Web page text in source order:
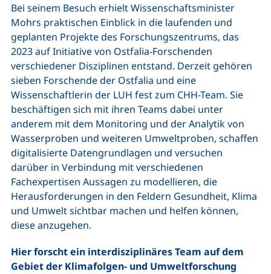
Bei seinem Besuch erhielt Wissenschaftsminister
Mohrs praktischen Einblick in die laufenden und
geplanten Projekte des Forschungszentrums, das
2023 auf Initiative von Ostfalia-Forschenden
verschiedener Disziplinen entstand. Derzeit gehören
sieben Forschende der Ostfalia und eine
Wissenschaftlerin der LUH fest zum CHH-Team. Sie
beschäftigen sich mit ihren Teams dabei unter
anderem mit dem Monitoring und der Analytik von
Wasserproben und weiteren Umweltproben, schaffen
digitalisierte Datengrundlagen und versuchen
darüber in Verbindung mit verschiedenen
Fachexpertisen Aussagen zu modellieren, die
Herausforderungen in den Feldern Gesundheit, Klima
und Umwelt sichtbar machen und helfen können,
diese anzugehen.
Hier forscht ein interdisziplinäres Team auf dem
Gebiet der Klimafolgen- und Umweltforschung